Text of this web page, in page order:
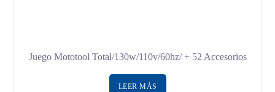
Juego Mototool Total/130w/110v/60hz/ + 52 Accesorios
LEER MÁS